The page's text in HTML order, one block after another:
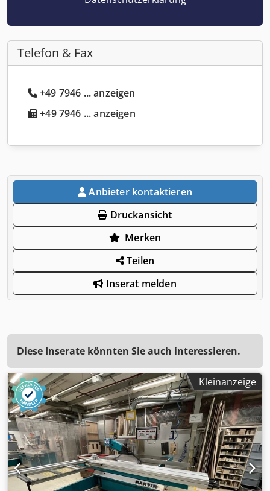
Telefon & Fax
+49 7946 ... anzeigen
+49 7946 ... anzeigen
Anbieter kontaktieren
Druckansicht
Merken
Teilen
Inserat melden
Diese Inserate könnten Sie auch interessieren.
Kleinanzeige